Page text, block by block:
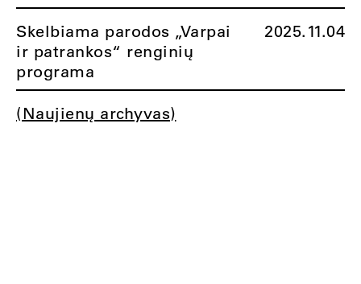
Skelbiama parodos „Varpai
ir patrankos“ renginių
programa
2025.11.04
(Naujienų archyvas)